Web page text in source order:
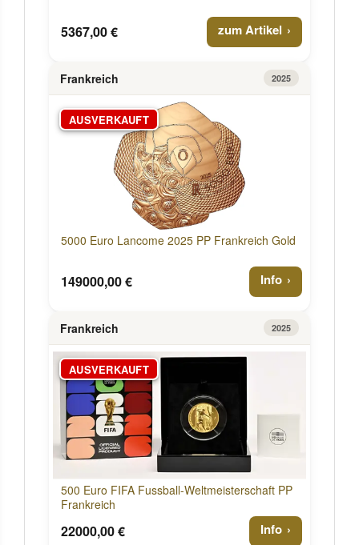
5367,00 € zum Artikel
Frankreich 2025
AUSVERKAUFT
5000 Euro Lancome 2025 PP Frankreich Gold
149000,00 € Info
Frankreich 2025
AUSVERKAUFT
500 Euro FIFA Fussball-Weltmeisterschaft PP
Frankreich
22000,00 € Info